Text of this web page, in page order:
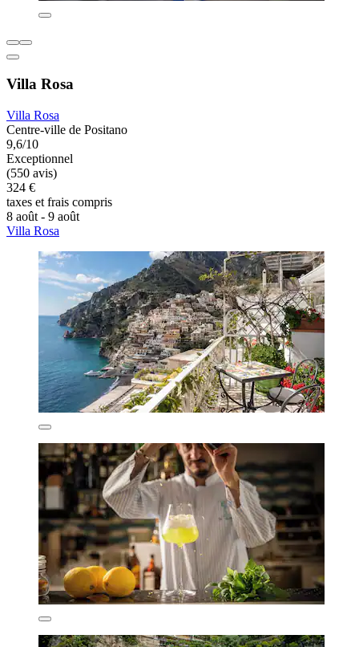
Villa Rosa
Villa Rosa
Centre-ville de Positano
9,6/10
Exceptionnel
(550 avis)
324 €
taxes et frais compris
8 août - 9 août
Villa Rosa